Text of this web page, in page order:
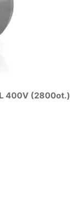
400V (2800ot.)